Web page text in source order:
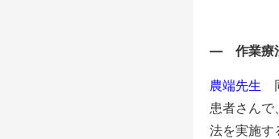
― 作業療法
農端先生
患者さんで
法を実施す